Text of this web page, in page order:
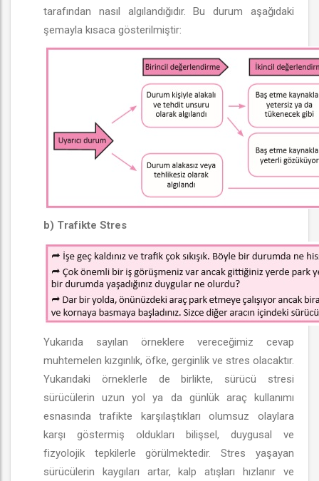
tarafından nasıl algılandığıdır. Bu durum aşağıdaki
şemayla kısaca gösterilmiştir:
b) Trafikte Stres
Yukarıda sayılan örneklere vereceğimiz cevap
muhtemelen kızgınlık, öfke, gerginlik ve stres olacaktır.
Yukarıdaki örneklerle de birlikte, sürücü stresi
sürücülerin uzun yol ya da günlük araç kullanımı
esnasında trafikte karşılaştıkları olumsuz olaylara
karşı göstermiş oldukları bilişsel, duygusal ve
fizyolojik tepkilerle görülmektedir. Stres yaşayan
sürücülerin kaygıları artar, kalp atışları hızlanır ve